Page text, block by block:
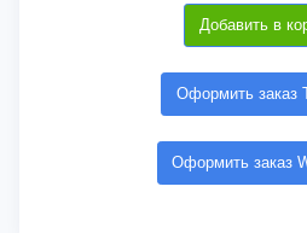
Добавить в
Оформить заказ
Оформить заказ